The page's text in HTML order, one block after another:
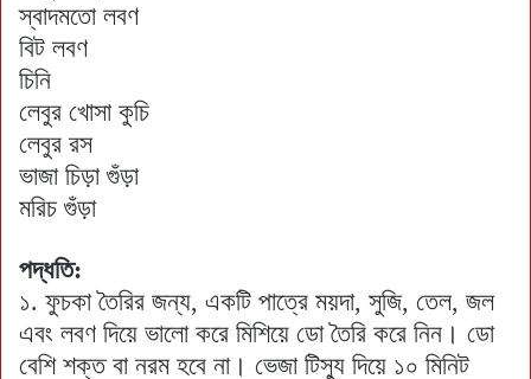
স্বাদমতো লবণ
বিট লবণ
চিনি
লেবুর খোসা কুচি
লেবুর রস
ভাজা চিড়া গুঁড়া
মরিচ গুঁড়া
পদ্ধতি:
১. ফুচকা তৈরির জন্য, একটি পাত্রে ময়দা, সুজি, তেল, জল
এবং লবণ দিয়ে ভালো করে মিশিয়ে ডো তৈরি করে নিন। ডো
বেশি শক্ত বা নরম হবে না। ভেজা টিস্যু দিয়ে ১০ মিনিট